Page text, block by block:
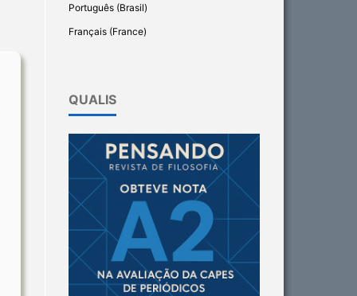
Português (Brasil)
Français (France)
QUALIS